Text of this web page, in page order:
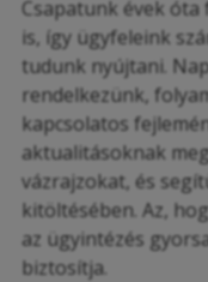
Csapatunk évek
is, így ügyfeleink
tudunk nyújtani.
rendelkezünk,
kapcsolatos
aktualitásoknak
vázrajzokat, és
kitöltésében. Az,
az ügyintézés
biztosítja.